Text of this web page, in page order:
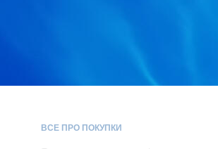
ВСЕ ПРО ПОКУПКИ